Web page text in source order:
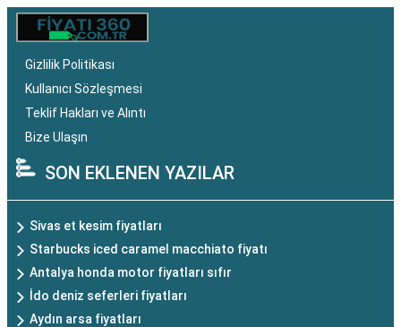
Gizlilik Politikası
Kullanıcı Sözleşmesi
Teklif Hakları ve Alıntı
Bize Ulaşın
SON EKLENEN YAZILAR
Sivas et kesim fiyatları
Starbucks iced caramel macchiato fiyatı
Antalya honda motor fiyatları sıfır
İdo deniz seferleri fiyatları
Aydın arsa fiyatları